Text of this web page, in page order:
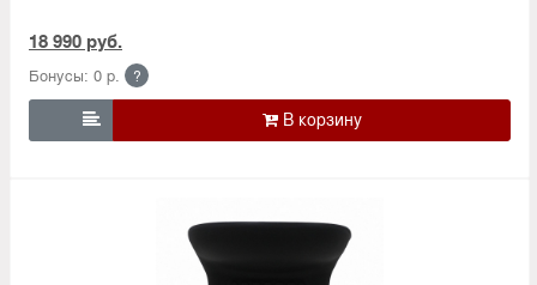
18 990 руб.
Бонусы: 0 р. ?
